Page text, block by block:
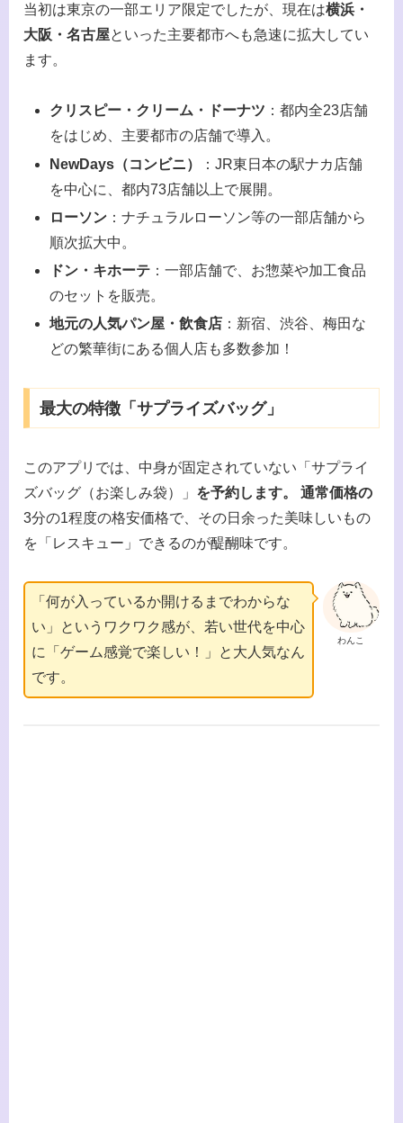
当初は東京の一部エリア限定でしたが、現在は横浜・
大阪・名古屋といった主要都市へも急速に拡大してい
ます。
クリスピー・クリーム・ドーナツ ：都内全23店舗
をはじめ、主要都市の店舗で導入。
NewDays（コンビニ）
：JR東日本の駅ナカ店舗
を中心に、都内73店舗以上で展開。
ローソン ：ナチュラルローソン等の一部店舗から
順次拡大中。
ドン・キホーテ ：一部店舗で、お惣菜や加工食品
のセットを販売。
地元の人気パン屋・飲食店 ：新宿、渋谷、梅田な
どの繁華街にある個人店も多数参加！
最大の特徴「サプライズバッグ」
このアプリでは、中身が固定されていない「サプライ
ズバッグ（お楽しみ袋）」 を予約します。 通常価格の
3分の1程度の格安価格で、その日余った美味しいもの
を「レスキュー」できるのが醍醐味です。
わんこ
「何が入っているか開けるまでわからな
い」というワクワク感が、若い世代を中心
に「ゲーム感覚で楽しい！」と大人気なん
です。